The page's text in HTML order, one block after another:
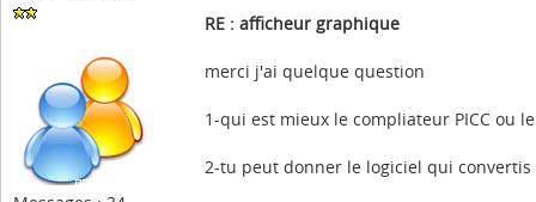
RE : afficheur graphique
merci j'ai quelque question
1-qui est mieux le compliateur PICC ou
2-tu peut donner le logiciel qui